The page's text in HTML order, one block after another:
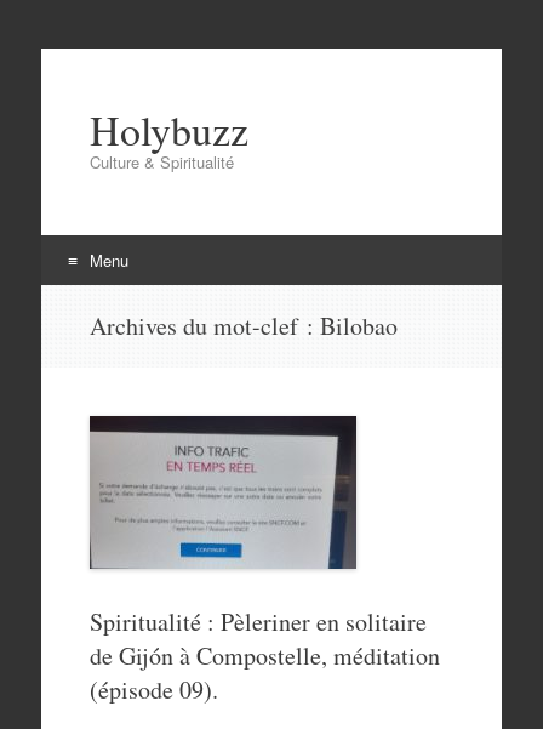
Holybuzz
Culture & Spiritualité
Menu
Archives du mot-clef : Bilobao
Spiritualité : Pèleriner en solitaire
de Gijón à Compostelle, méditation
(épisode 09).